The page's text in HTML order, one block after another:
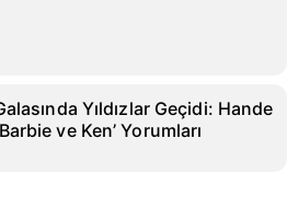
Yıldızlar Geçidi: Hande
ve Ken’ Yorumları